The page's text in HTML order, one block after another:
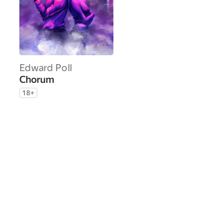
Edward Poll
Chorum
18+